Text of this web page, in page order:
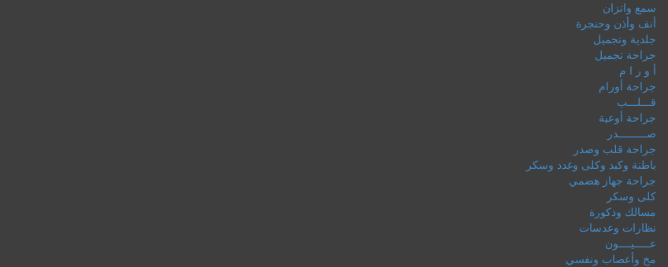
سمع واتزان
أنف وأذن وحنجرة
جلدية وتجميل
جراحة تجميل
أ و ر ا م
جراحة أورام
قـــلـــب
جراحة أوعية
صـــــــــدر
جراحة قلب وصدر
باطنة وكبد وكلى وغدد وسكر
جراحة جهاز هضمي
كلى وسكر
مسالك وذكورة
نظارات وعدسات
عـــــيــــون
مخ وأعصاب ونفسي